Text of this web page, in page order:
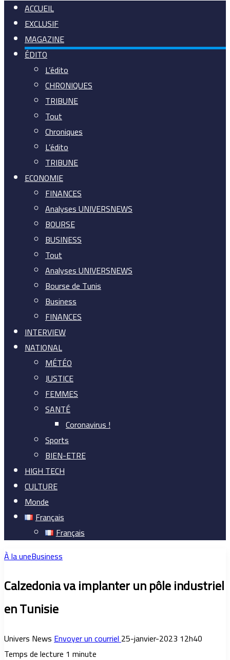
ACCUEIL
EXCLUSIF
MAGAZINE
ÉDITO
L’édito
CHRONIQUES
TRIBUNE
Tout
Chroniques
L’édito
TRIBUNE
ECONOMIE
FINANCES
Analyses UNIVERSNEWS
BOURSE
BUSINESS
Tout
Analyses UNIVERSNEWS
Bourse de Tunis
Business
FINANCES
INTERVIEW
NATIONAL
MÉTÉO
JUSTICE
FEMMES
SANTÉ
Coronavirus !
Sports
BIEN-ETRE
HIGH TECH
CULTURE
Monde
Français
Français
À la uneBusiness
Calzedonia va implanter un pôle industriel
en Tunisie
Univers NewsEnvoyer un courriel25-janvier-2023 12h40
Temps de lecture 1 minute